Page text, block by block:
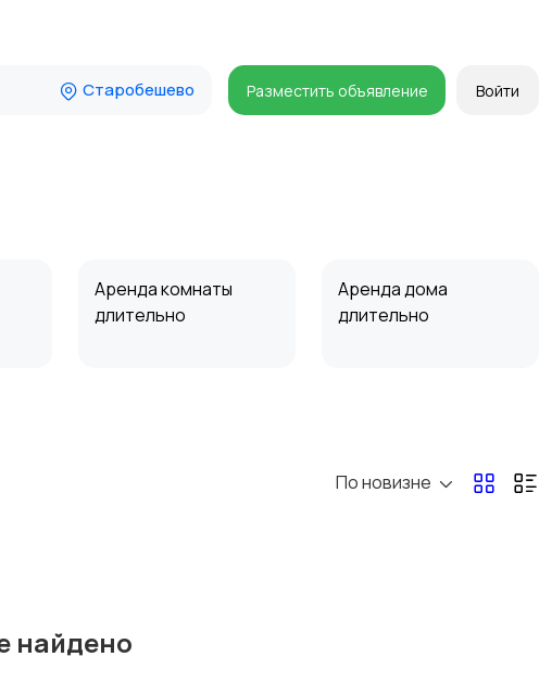
Старобешево Разместить объявление Войти
Аренда комнаты
длительно
Аренда дома
длительно
По новизне
найдено